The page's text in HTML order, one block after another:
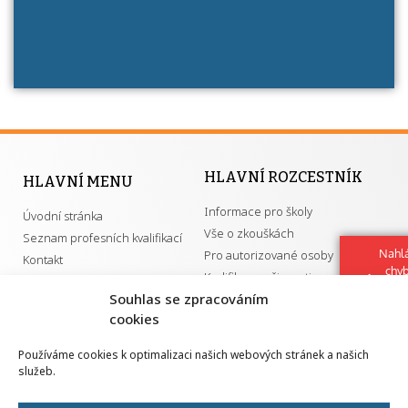
Souhlas se zpracováním
cookies
Používáme cookies k optimalizaci našich webových stránek a našich
služeb.
HLAVNÍ MENU
Úvodní stránka
Seznam profesních kvalifikací
Kontakt
HLAVNÍ ROZCESTNÍK
Informace pro školy
Vše o zkouškách
Pro autorizované osoby
Kvalifikace a živnosti
GDPR
Národní pedagogický institut ČR